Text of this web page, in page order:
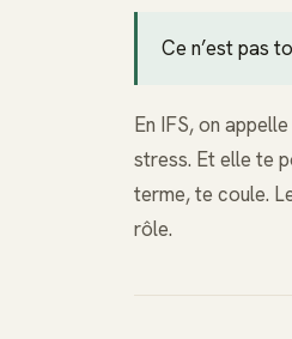
Ce n’est pas
En IFS, on
stress. Et elle te
terme, te coule.
rôle.